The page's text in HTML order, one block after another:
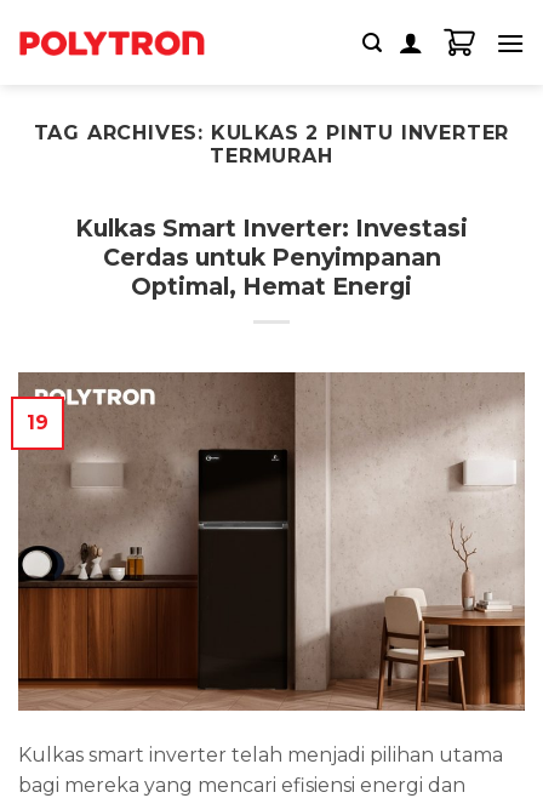
TAG ARCHIVES: KULKAS 2 PINTU INVERTER
TERMURAH
Kulkas Smart Inverter: Investasi
Cerdas untuk Penyimpanan
Optimal, Hemat Energi
19
Kulkas smart inverter telah menjadi pilihan utama
bagi mereka yang mencari efisiensi energi dan